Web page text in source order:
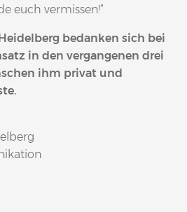
euch vermissen!“
bedanken sich bei
in den vergangenen drei
ihm privat und